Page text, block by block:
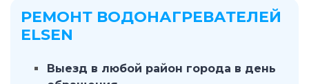
РЕМОНТ ВОДОНАГРЕВАТЕЛЕЙ
ELSEN
Выезд в любой район города в день